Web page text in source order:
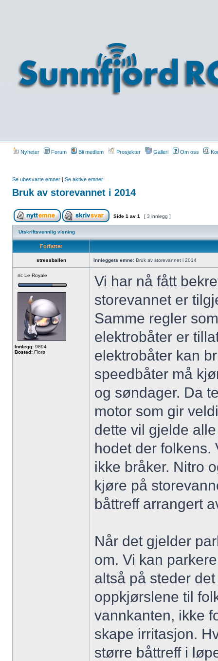
Nyheter Forum Bli medlem Prosjekter Galleri Om oss
Se ubesvarte emner | Se aktive emner
Bruk av storevannet i 2014
Side 1 av 1 [ 3 innlegg ]
Utskriftsvennlig visning
Forfatter
stressballen Innleggets emne: Bruk av storevannet i 2014
r/c Le Royale
Innlegg: 9894
Bosted: Florø
Vi har nå fått
storevannet er
Samme regler
elektrobåter er
elektrobåter kan
speedbåter må
og søndager. Da
motor som gir
dette vil gjelde
hodet der folkens.
ikke bråker. Nitro
kjøre på
båttreff arrangert
Når det gjelder
om. Vi kan
altså på steder
oppkjørslene til
vannkanten, ikke
skape irritasjon.
større båttreff i